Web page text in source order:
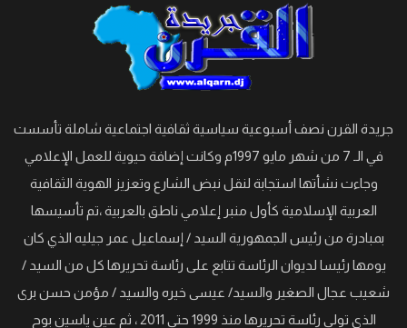
جريدة القرن نصف أسبوعية سياسية ثقافية اجتماعية شاملة تأسست
في الـ 7 من شهر مايو 1997م وكانت إضافة حيوية للعمل الإعلامي
وجاءت نشأتها استجابة لنقل نبض الشارع وتعزيز الهوية الثقافية
العربية الإسلامية كأول منبر إعلامي ناطق بالعربية ،تم تأسيسها
بمبادرة من رئيس الجمهورية السيد / إسماعيل عمر جيليه الذي كان
يومها رئيسا لديوان الرئاسة تتابع على رئاسة تحريرها كل من السيد /
شعيب عجال الصغير والسيد/ عيسى خيره والسيد / مؤمن حسن برى
الذي تولى رئاسة تحريرها منذ 1999 حتى 2011 ، ثم عين ياسين بوح